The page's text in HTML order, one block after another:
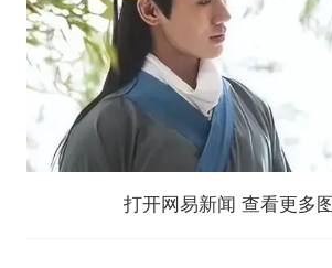
打开网易新闻 查看更多